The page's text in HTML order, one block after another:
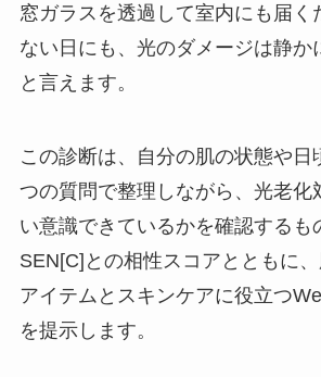
窓ガラスを透過して室内にも届く
ない日にも、光のダメージは静か
と言えます。
この診断は、自分の肌の状態や日
つの質問で整理しながら、光老化
い意識できているかを確認するも
SEN[C]との相性スコアとともに
アイテムとスキンケアに役立つ
を提示します。